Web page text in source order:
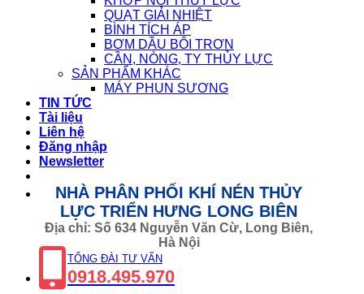
QUẠT GIẢI NHIỆT
BÌNH TÍCH ÁP
BƠM DẦU BÔI TRƠN
CẦN, NÒNG, TY THỦY LỰC
SẢN PHẨM KHÁC
MÁY PHUN SƯƠNG
TIN TỨC
Tài liệu
Liên hệ
Đăng nhập
Newsletter
NHÀ PHÂN PHỐI KHÍ NÉN THỦY
LỰC TRIỂN HƯNG LONG BIÊN
Địa chỉ: Số 634 Nguyễn Văn Cừ, Long Biên,
Hà Nội
TỔNG ĐÀI TƯ VẤN
0918.495.970